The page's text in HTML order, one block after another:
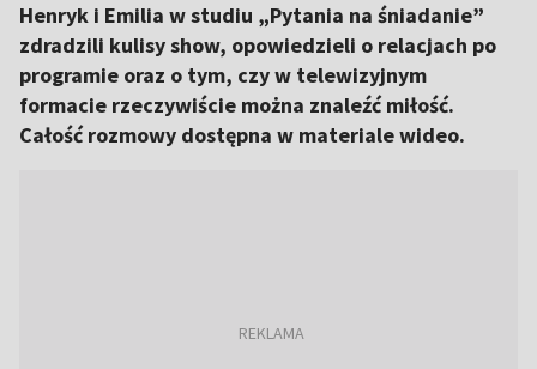
Henryk i Emilia w studiu „Pytania na śniadanie”
zdradzili kulisy show, opowiedzieli o relacjach po
programie oraz o tym, czy w telewizyjnym
formacie rzeczywiście można znaleźć miłość.
Całość rozmowy dostępna w materiale wideo.